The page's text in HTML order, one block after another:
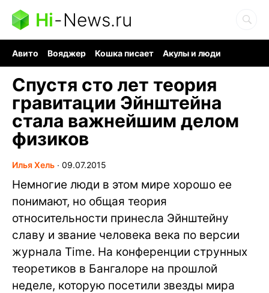
Hi-News.ru
Авито Вояджер Кошка писает
Акулы и люди
Спустя сто лет теория
гравитации Эйнштейна
стала важнейшим делом
физиков
Илья Хель ∙ 09.07.2015
Немногие люди в этом мире хорошо ее
понимают, но общая теория
относительности принесла Эйнштейну
славу и звание человека века по версии
журнала Time. На конференции струнных
теоретиков в Бангалоре на прошлой
неделе, которую посетили звезды мира